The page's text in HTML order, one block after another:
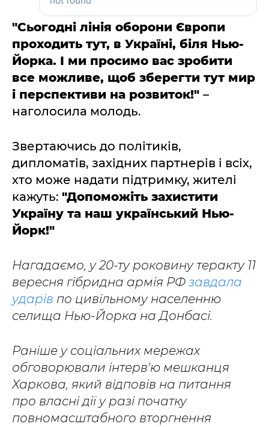
"Сьогодні лінія оборони Європи
проходить тут, в Україні, біля Нью-
Йорка. І ми просимо вас зробити
все можливе, щоб зберегти тут мир
і перспективи на розвиток!" –
наголосила молодь.
Звертаючись до політиків,
дипломатів, західних партнерів і всіх,
хто може надати підтримку, жителі
кажуть: "Допоможіть захистити
Україну та наш український Нью-
Йорк!"
Нагадаємо, у 20-ту роковину теракту 11
вересня гібридна армія РФ завдала
ударів по цивільному населенню
селища Нью-Йорка на Донбасі.
Раніше у соціальних мережах
обговорювали інтерв'ю мешканця
Харкова, який відповів на питання
про власні дії у разі початку
повномасштабного вторгнення